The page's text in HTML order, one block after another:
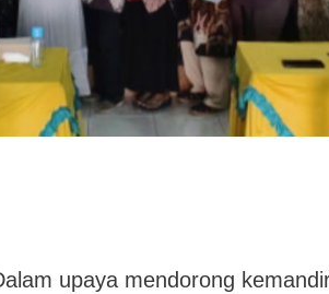
upaya mendorong